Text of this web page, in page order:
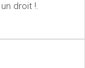
droit !.